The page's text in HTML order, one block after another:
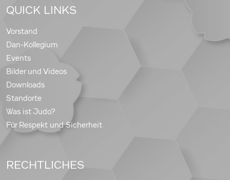
QUICK LINKS
Vorstand
Dan-Kollegium
Events
Bilder und Videos
Downloads
Standorte
Was ist Judo?
Für Respekt und Sicherheit
RECHTLICHES